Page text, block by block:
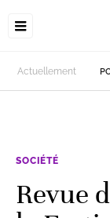
Actuellement
SOCIÉTÉ
Revue